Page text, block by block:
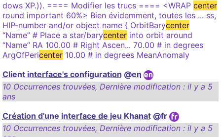
dows XP.)). ==== Modifier les trucs ==== <WRAP center
round important 60%> Bien évidemment, toutes les ... ss,
HIP-number and/or object name { OrbitBarycenter
“Name” # Place a star/barycenterinto orbit around
“Name” RA 100.00 # Right Ascen... 70.00 # in degrees
ArgOfPericenter10.00 # in degrees MeanAnomaly
Client interface's configuration @en
10 Occurrences trouvées, Dernière modification : il y a 5
ans
Création d'une interface de jeu Khanat @fr
10 Occurrences trouvées, Dernière modification : il y a 5